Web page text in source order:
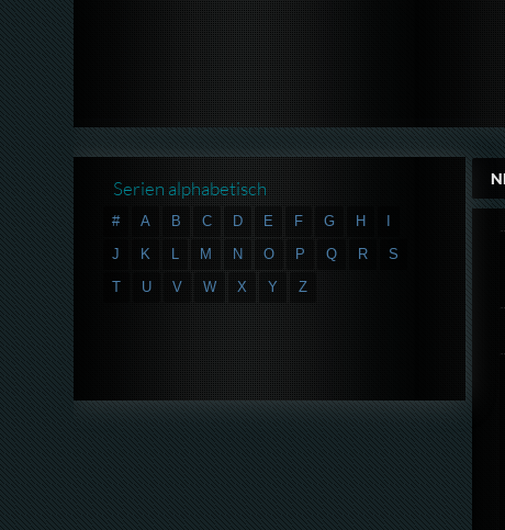
Serien alphabetisch
# A B C D E F G H
J
K L M N O P Q R
S
T
U V W X Y Z